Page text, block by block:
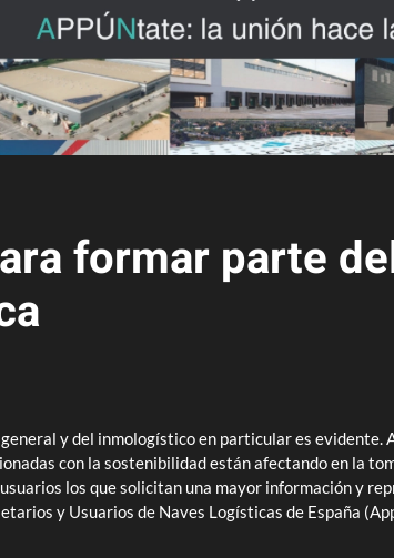
formar parte
y del inmologístico en particular es
con la sostenibilidad están afectando en la
los que solicitan una mayor información y
y Usuarios de Naves Logísticas de España